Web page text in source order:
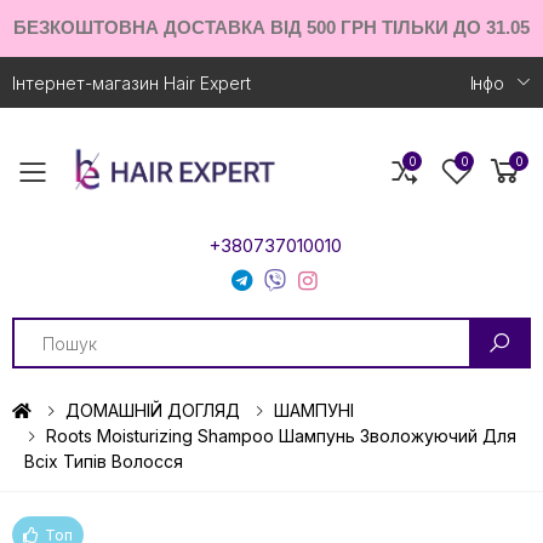
БЕЗКОШТОВНА ДОСТАВКА ВІД 500 ГРН ТІЛЬКИ ДО 31.05
Інтернет-магазин Hair Expert Iнфо
Toggle mobile menu
+380737010010
Search
0 0 0
ДОМАШНІЙ ДОГЛЯД
ШАМПУНІ
Roots Moisturizing Shampoo Шампунь Зволожуючий Для
Всіх Типів Волосся
Топ